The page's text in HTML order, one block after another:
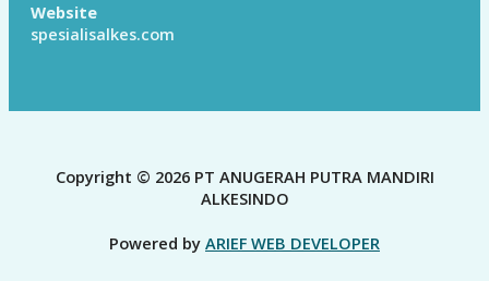
Website
spesialisalkes.com
Copyright © 2026 PT ANUGERAH PUTRA MANDIRI
ALKESINDO
Powered by ARIEF WEB DEVELOPER